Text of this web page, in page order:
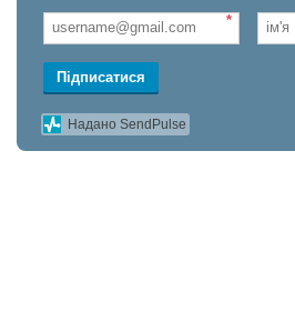
*
Підписатися
Надано SendPulse